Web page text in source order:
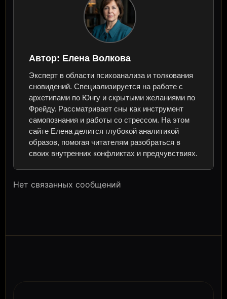
Автор: Елена Волкова
Эксперт в области психоанализа и толкования
сновидений. Специализируется на работе с
архетипами по Юнгу и скрытыми желаниями по
Фрейду. Рассматривает сны как инструмент
самопознания и работы со стрессом. На этом
сайте Елена делится глубокой аналитикой
образов, помогая читателям разобраться в
своих внутренних конфликтах и предчувствиях.
Нет связанных сообщений